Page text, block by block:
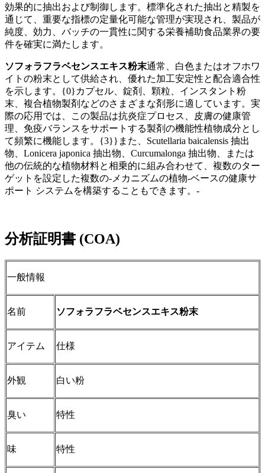
効果的に抽出および制御します。標準化された抽出と精製を
通じて、重要な指標の定量化可能な管理が実現され、製品が
純度、効力、バッチの一貫性に関する栄養補助食品業界の要
件を確実に満たします。
ソフォラフラベセンスエキス粉末通常、白色またはオフホワ
イトの粉末として供給され、優れた加工安定性と配合適合性
を示します。{0}カプセル、錠剤、顆粒、インスタント粉
末、複合植物製剤などのさまざまな剤形に適しています。実
際の応用では、この製品は抗炎症プロセス、皮膚の健康管
理、免疫バランスをサポートする製剤の機能性植物成分とし
て頻繁に機能します。{3}}また、Scutellaria baicalensis 抽出
物、Lonicera japonica 抽出物、Curcumalonga 抽出物、または
他の伝統的な植物材料と相乗的に組み合わせて、複数のター
ゲットを設定した複数の-メカニズムの植物-ベースの健康サ
ポート システムを構築することもできます。-
分析証明書 (COA)
一般情報
名前 ソフォラフラベセンスエキス粉末
アイテム 仕様
外観 白い粉
臭い 特性
味 特性